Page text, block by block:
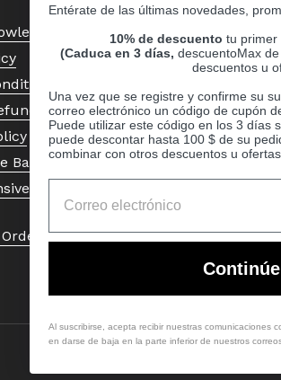
Center
Policy
Banner
Guide to Ball
Entérate de las últimas novedades,
10% de descuento tu primer
(Caduca en 3 días, descuentoMax
descuentos u
Una vez que se registre y confirme su
correo electrónico un código de cupón
Puede utilizar este código en los 3 días
puede descontar hasta 100 $ de su
combinar con otros descuentos u ofertas.
Al suscribirse, acepta recibir nuestras comunicaciones
en darse de baja en la parte inferior de nuestros